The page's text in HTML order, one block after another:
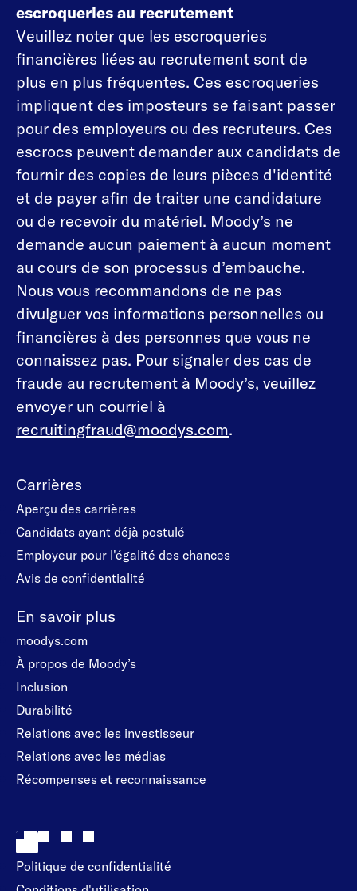
escroqueries au recrutement
Veuillez noter que les escroqueries
financières liées au recrutement sont de
plus en plus fréquentes. Ces escroqueries
impliquent des imposteurs se faisant passer
pour des employeurs ou des recruteurs. Ces
escrocs peuvent demander aux candidats de
fournir des copies de leurs pièces d'identité
et de payer afin de traiter une candidature
ou de recevoir du matériel. Moody’s ne
demande aucun paiement à aucun moment
au cours de son processus d’embauche.
Nous vous recommandons de ne pas
divulguer vos informations personnelles ou
financières à des personnes que vous ne
connaissez pas. Pour signaler des cas de
fraude au recrutement à Moody’s, veuillez
envoyer un courriel à
recruitingfraud@moodys.com.
Carrières
Aperçu des carrières
Candidats ayant déjà postulé
Employeur pour l'égalité des chances
Avis de confidentialité
En savoir plus
moodys.com
À propos de Moody’s
Inclusion
Durabilité
Relations avec les investisseur
Relations avec les médias
Récompenses et reconnaissance
Politique de confidentialité